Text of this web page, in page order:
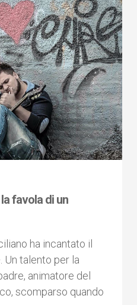
favola di un
ha incantato il
Un talento per la
animatore del
scomparso quando